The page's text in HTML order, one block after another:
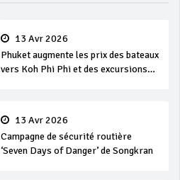
13 Avr 2026
Phuket augmente les prix des bateaux
vers Koh Phi Phi et des excursions
13 Avr 2026
Campagne de sécurité routière
‘Seven Days of Danger’ de Songkran